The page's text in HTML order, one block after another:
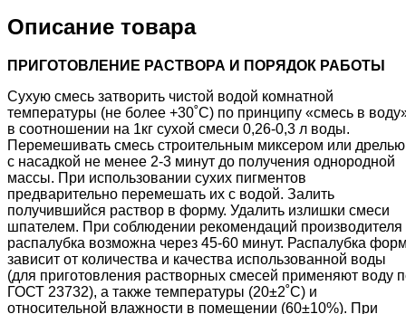
Описание товара
ПРИГОТОВЛЕНИЕ РАСТВОРА И ПОРЯДОК РАБОТЫ
Сухую смесь затворить чистой водой комнатной
температуры (не более +30˚С) по принципу «смесь в
в соотношении на 1кг сухой смеси 0,26-0,3 л воды.
Перемешивать смесь строительным миксером или дрелью
с насадкой не менее 2-3 минут до получения однородной
массы. При использовании сухих пигментов
предварительно перемешать их с водой. Залить
получившийся раствор в форму. Удалить излишки смеси
шпателем. При соблюдении рекомендаций производителя
распалубка возможна через 45-60 минут. Распалубка
зависит от количества и качества использованной воды
(для приготовления растворных смесей применяют воду
ГОСТ 23732), а также температуры (20±2˚С) и
относительной влажности в помещении (60±10%). При